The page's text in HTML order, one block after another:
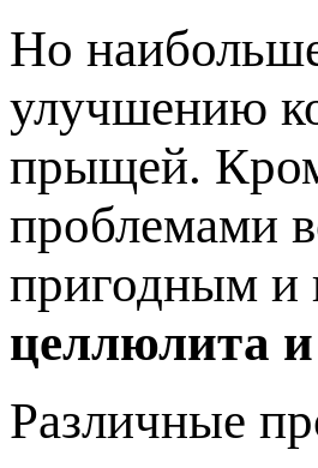
Но
улучшению
прыщей.
проблемами
пригодным и
целлюлита
Различные